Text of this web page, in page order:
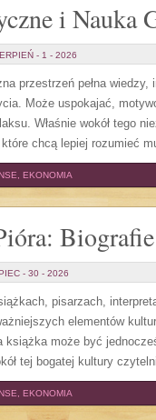
i Nauka
- 1 - 2026
przestrzeń pełna
Może uspokajać,
Właśnie wokół tego
chcą lepiej rozumieć
EKONOMIA
- 30 - 2026
pisarzach,
elementów
książka może być
tej bogatej kultury
EKONOMIA